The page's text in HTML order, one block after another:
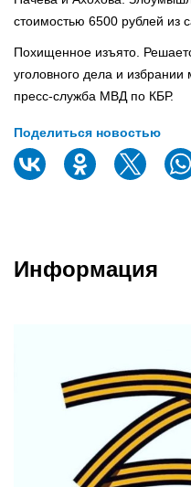
стоимостью 6500 рублей из
Похищенное изъято.
уголовного дела и
пресс-служба МВД по КБР.
Поделиться новостью
Информация